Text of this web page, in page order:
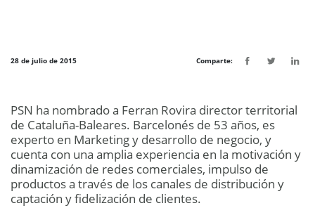
28 de julio de 2015 Comparte:
PSN ha nombrado a Ferran Rovira director territorial
de Cataluña-Baleares. Barcelonés de 53 años, es
experto en Marketing y desarrollo de negocio, y
cuenta con una amplia experiencia en la motivación y
dinamización de redes comerciales, impulso de
productos a través de los canales de distribución y
captación y fidelización de clientes.